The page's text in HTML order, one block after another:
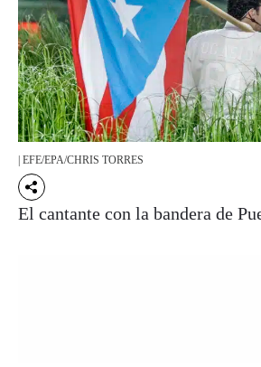
| EFE/EPA/CHRIS TORRES
El cantante con la bandera de